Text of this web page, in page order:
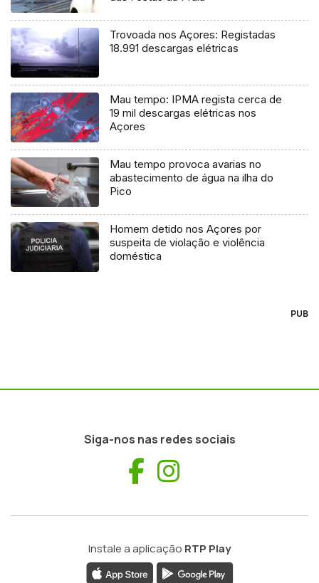
Trovoada nos Açores: Registadas
18.991 descargas elétricas
Mau tempo: IPMA regista cerca de
19 mil descargas elétricas nos
Açores
Mau tempo provoca avarias no
abastecimento de água na ilha do
Pico
Homem detido nos Açores por
suspeita de violação e violência
doméstica
PUB
Siga-nos nas redes sociais
Facebook
Instale a aplicação RTP Play